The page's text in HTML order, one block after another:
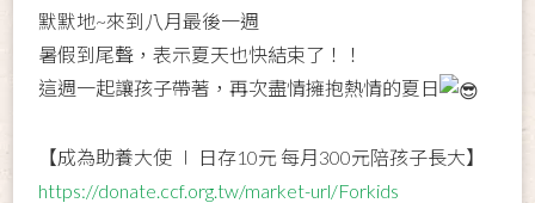
默默地~來到八月最後一週
暑假到尾聲，表示夏天也快結束了！！
這週一起讓孩子帶著，再次盡情擁抱熱情的夏日
【成為助養大使 ∣ 日存10元 每月300元陪孩子長大】
https://donate.ccf.org.tw/market-url/Forkids